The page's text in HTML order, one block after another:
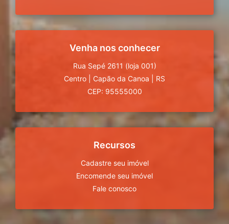
Venha nos conhecer
Rua Sepé 2611 (loja 001)
Centro
Capão da Canoa
RS
CEP: 95555000
Recursos
Cadastre seu imóvel
Encomende seu imóvel
Fale conosco